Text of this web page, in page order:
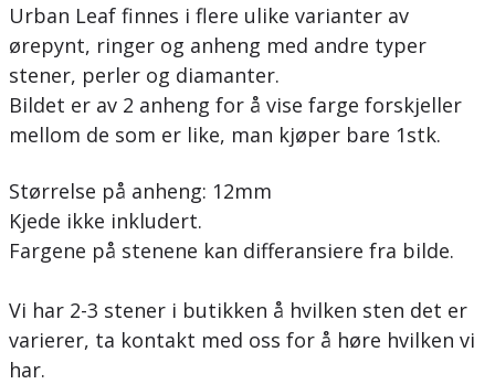
Urban Leaf finnes i flere ulike varianter av
ørepynt, ringer og anheng med andre typer
stener, perler og diamanter.
Bildet er av 2 anheng for å vise farge forskjeller
mellom de som er like, man kjøper bare 1stk.
Størrelse på anheng: 12mm
Kjede ikke inkludert.
Fargene på stenene kan differansiere fra bilde.
Vi har 2-3 stener i butikken å hvilken sten det er
varierer, ta kontakt med oss for å høre hvilken vi
har.